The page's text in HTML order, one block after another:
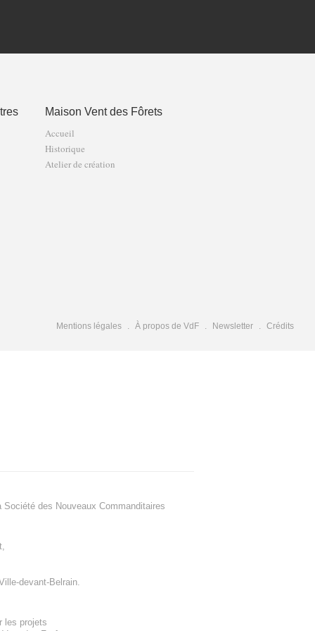
Maison Vent des Fôrets
Accueil
Historique
Atelier de création
Mentions légales À propos de VdF Newsletter Crédits
Société des Nouveaux Commanditaires
,
devant-Belrain.
les projets